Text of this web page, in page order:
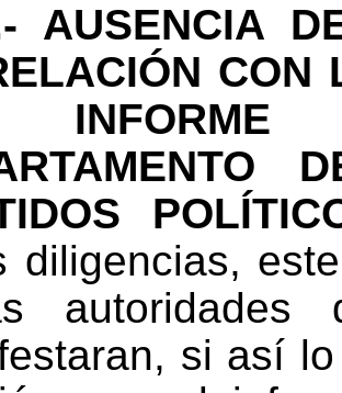
AUSENCIA
CON
diligencias,
autoridades
si así